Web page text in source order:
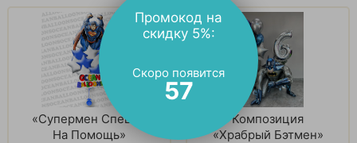
«Супермен Спешит
На Помощь»
Композиция
«Храбрый Бэтмен»
Промокод на
скидку 5%:
Скоро появится
56